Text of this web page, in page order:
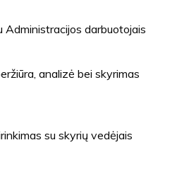
Administracijos darbuotojais
analizė bei skyrimas
su skyrių vedėjais